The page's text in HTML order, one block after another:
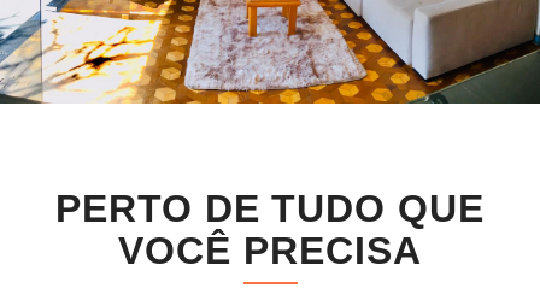
PERTO DE TUDO QUE
VOCÊ PRECISA